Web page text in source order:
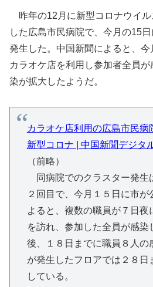
昨年の12月に新型コロナウイル
した広島市民病院で、今月の15
発生した。中国新聞によると、
カラオケ店を利用し参加者全員
染が拡大したようだ。
カラオケ店利用の広島市民
新型コロナ | 中国新聞デジタ
（前略）
同病院でのクラスター発生
２回目で、今月１５日に市が
よると、複数の職員が７日夜
を訪れ、参加した全員が感染
後、１８日までに職員８人の
が発生したフロアでは２８日
している。